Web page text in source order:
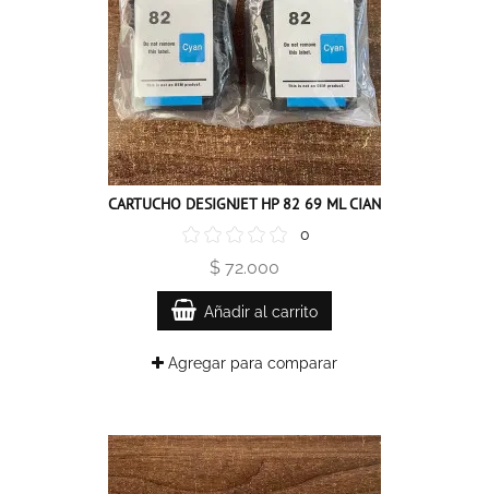
CARTUCHO DESIGNJET HP 82 69 ML CIAN
0
$ 72.000
Añadir al carrito
Agregar para comparar